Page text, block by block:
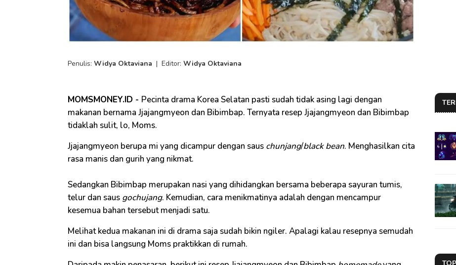
Penulis: Widya Oktaviana | Editor: Widya Oktaviana
MOMSMONEY.ID - Pecinta drama Korea Selatan pasti sudah tidak asing lagi dengan
makanan bernama Jjajangmyeon dan Bibimbap. Ternyata resep Jjajangmyeon dan Bibimbap
tidaklah sulit, lo, Moms.
Jjajangmyeon berupa mi yang dicampur dengan saus chunjang/black bean. Menghasilkan cita
rasa manis dan gurih yang nikmat.
Sedangkan Bibimbap merupakan nasi yang dihidangkan bersama beberapa sayuran tumis,
telur dan saus gochujang. Kemudian, cara menikmatinya adalah dengan mencampur
kesemua bahan tersebut menjadi satu.
Melihat kedua makanan ini di drama saja sudah bikin ngiler. Apalagi kalau resepnya semudah
ini dan bisa langsung Moms praktikkan di rumah.